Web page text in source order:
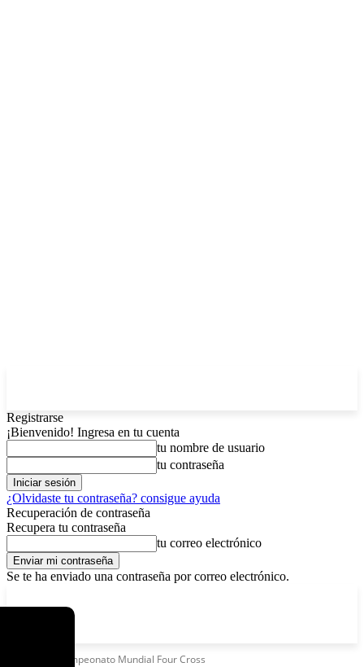
Registrarse
¡Bienvenido! Ingresa en tu cuenta
tu nombre de usuario
tu contraseña
¿Olvidaste tu contraseña? consigue ayuda
Recuperación de contraseña
Recupera tu contraseña
tu correo electrónico
Se te ha enviado una contraseña por correo electrónico.
Campeonato Mundial Four Cross